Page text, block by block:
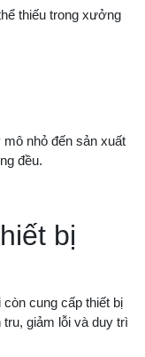
thiếu trong xưởng
nhỏ đến sản xuất
đều.
bị
cung cấp thiết bị
giảm lỗi và duy trì